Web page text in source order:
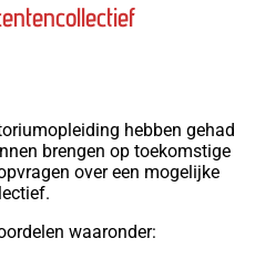
hebben gehad
brengen op toekomstige
over een mogelijke
waaronder: